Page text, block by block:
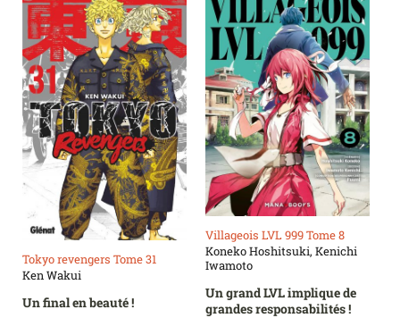
Tokyo revengers Tome 31
Ken Wakui
Un final en beauté !
Villageois LVL 999 Tome 8
Koneko Hoshitsuki, Kenichi
Iwamoto
Un grand LVL implique de
grandes responsabilités !